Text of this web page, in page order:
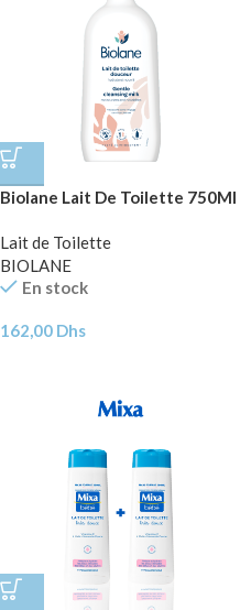
Biolane Lait De Toilette 750Ml
Lait de Toilette
BIOLANE
En stock
162,00 Dhs